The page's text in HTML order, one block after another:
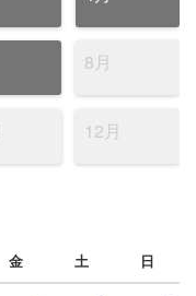
8月
12月
金 土 日